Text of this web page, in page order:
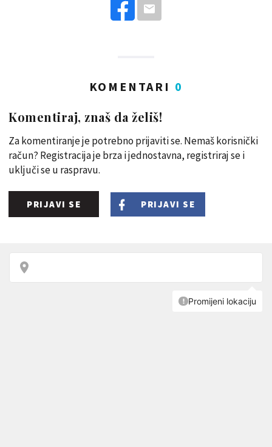
KOMENTARI 0
Komentiraj, znaš da želiš!
Za komentiranje je potrebno prijaviti se. Nemaš korisnički
račun? Registracija je brza i jednostavna, registriraj se i
uključi se u raspravu.
PRIJAVI SE PRIJAVI SE